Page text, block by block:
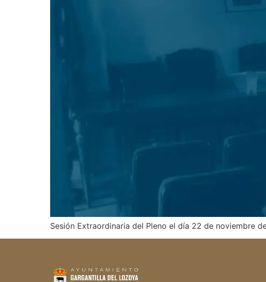
Sesión Extraordinaria del Pleno el día 22 de noviembre